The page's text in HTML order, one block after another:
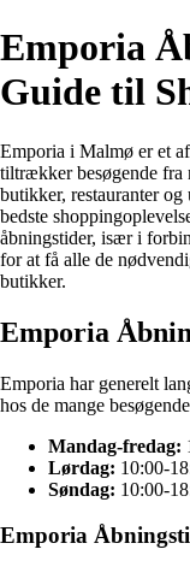
Emporia
Guide til
Emporia i Malmø er et
tiltrækker besøgende
butikker, restauranter
bedste
åbningstider, især i
for at få alle de
butikker.
Emporia
Emporia har generelt
hos de mange
Mandag-fredag:
Lørdag: 10:00-
Søndag: 10:00-
Emporia